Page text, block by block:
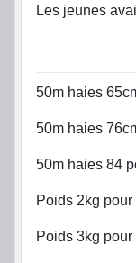
Les jeunes
50m haies
50m haies
50m haies 84
Poids 2kg
Poids 3kg